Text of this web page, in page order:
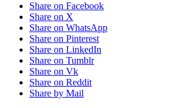
Share on Facebook
Share on X
Share on WhatsApp
Share on Pinterest
Share on LinkedIn
Share on Tumblr
Share on Vk
Share on Reddit
Share by Mail